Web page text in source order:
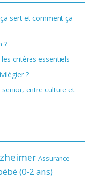
sert et comment ça
?
critères essentiels
?
senior, entre culture et
Assurance-
(0-2 ans)